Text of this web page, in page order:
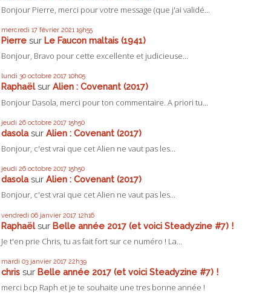
Bonjour Pierre, merci pour votre message (que j'ai validé...
mercredi 17 février 2021 19h55
Pierre sur Le Faucon maltais (1941)
Bonjour, Bravo pour cette excellente et judicieuse...
lundi 30 octobre 2017 10h05
Raphaëlsur Alien : Covenant (2017)
Bonjour Dasola, merci pour ton commentaire. A priori tu...
jeudi 26 octobre 2017 15h50
dasolasur Alien : Covenant (2017)
Bonjour, c'est vrai que cet Alien ne vaut pas les...
jeudi 26 octobre 2017 15h50
dasolasur Alien : Covenant (2017)
Bonjour, c'est vrai que cet Alien ne vaut pas les...
vendredi 06 janvier 2017 12h16
Raphaëlsur Belle année 2017 (et voici Steadyzine #7) !
Je t'en prie Chris, tu as fait fort sur ce numéro ! La...
mardi 03 janvier 2017 22h39
chris sur Belle année 2017 (et voici Steadyzine #7) !
merci bcp Raph et je te souhaite une tres bonne année !